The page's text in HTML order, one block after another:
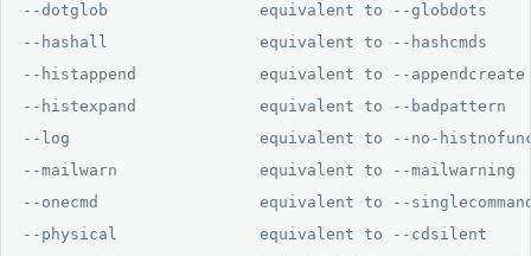
--dotglob                equivalent to --globdots
--hashall                equivalent to --hashcmds
--histappend             equivalent to --appendcreate
--histexpand             equivalent to --badpattern
--log                    equivalent to --no-
--mailwarn               equivalent to --mailwarning
--onecmd                 equivalent to --
--physical               equivalent to --cdsilent